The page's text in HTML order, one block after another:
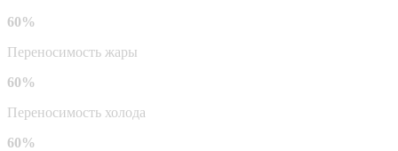
60%
Переносимость жары
60%
Переносимость холода
60%